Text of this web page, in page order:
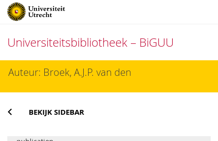
Universiteitsbibliotheek – BiGUU
naarAuteur: Broek, A.J.P. van den
BEKIJK SIDEBAR